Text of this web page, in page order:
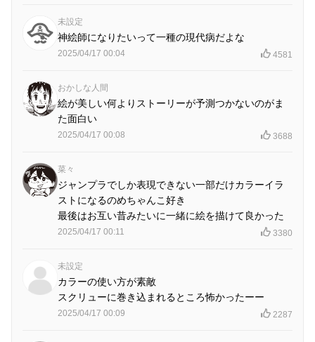
未設定
神絵師になりたいって一種の現代病だよな
2025/04/17 00:04 4581
おかしな人間
絵が美しい何よりストーリーが予測つかないのがま
た面白い
2025/04/17 00:08 3688
菜々
ジャンプラでしか表現できない一部だけカラーイラ
ストになるのめちゃんこ好き
最後はお互い昔みたいに一緒に絵を描けて良かった
2025/04/17 00:11 3380
未設定
カラーの使い方が素敵
スクリューに巻き込まれるところ怖かったーー
2025/04/17 00:09 2287